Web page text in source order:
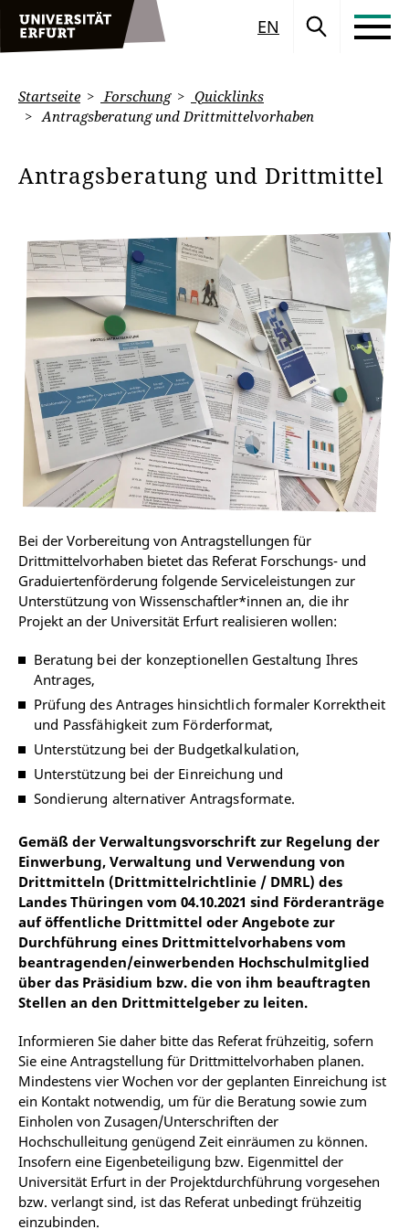
EN
Startseite Forschung
Quicklinks
Antragsberatung und Drittmittelvorhaben
Antragsberatung und Drittmittel
Bei der Vorbereitung von Antragstellungen für
Drittmittelvorhaben bietet das Referat Forschungs- und
Graduiertenförderung folgende Serviceleistungen zur
Unterstützung von Wissenschaftler*innen an, die ihr
Projekt an der Universität Erfurt realisieren wollen:
Beratung bei der konzeptionellen Gestaltung Ihres
Antrages,
Prüfung des Antrages hinsichtlich formaler Korrektheit
und Passfähigkeit zum Förderformat,
Unterstützung bei der Budgetkalkulation,
Unterstützung bei der Einreichung und
Sondierung alternativer Antragsformate.
Gemäß der Verwaltungsvorschrift zur Regelung der
Einwerbung, Verwaltung und Verwendung von
Drittmitteln (Drittmittelrichtlinie / DMRL) des
Landes Thüringen vom 04.10.2021 sind Förderanträge
auf öffentliche Drittmittel oder Angebote zur
Durchführung eines Drittmittelvorhabens vom
beantragenden/einwerbenden Hochschulmitglied
über das Präsidium bzw. die von ihm beauftragten
Stellen an den Drittmittelgeber zu leiten.
Informieren Sie daher bitte das Referat frühzeitig, sofern
Sie eine Antragstellung für Drittmittelvorhaben planen.
Mindestens vier Wochen vor der geplanten Einreichung ist
ein Kontakt notwendig, um für die Beratung sowie zum
Einholen von Zusagen/Unterschriften der
Hochschulleitung genügend Zeit einräumen zu können.
Insofern eine Eigenbeteiligung bzw. Eigenmittel der
Universität Erfurt in der Projektdurchführung vorgesehen
bzw. verlangt sind, ist das Referat unbedingt frühzeitig
einzubinden.